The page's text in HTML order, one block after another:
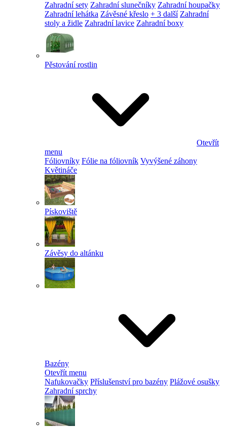
Zahradní sety Zahradní slunečníky Zahradní houpačky
Zahradní lehátka Závěsné křeslo + 3 další Zahradní
stoly a židle Zahradní lavice Zahradní boxy
Pěstování rostlin
Otevřít
menu
Fóliovníky Fólie na fóliovník Vyvýšené záhony
Květináče
Pískoviště
Závěsy do altánku
Bazény
Otevřít menu
Nafukovačky Příslušenství pro bazény Plážové osušky
Zahradní sprchy